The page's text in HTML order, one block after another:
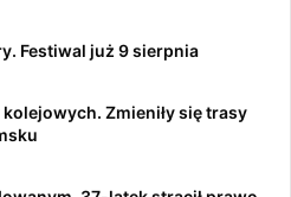
Festiwal już 9 sierpnia
Zmieniły się trasy